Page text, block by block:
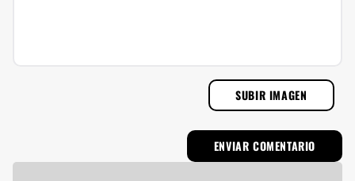
SUBIR IMAGEN